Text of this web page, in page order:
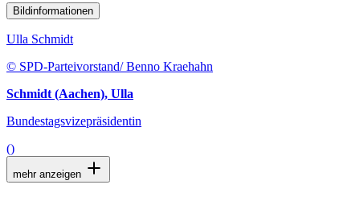
Bildinformationen
Ulla Schmidt
© SPD-Parteivorstand/ Benno Kraehahn
Schmidt (Aachen), Ulla
Bundestagsvizepräsidentin
()
mehr anzeigen